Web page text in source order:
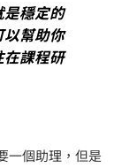
是穩定的
幫助你
在課程研
一個助理，但是